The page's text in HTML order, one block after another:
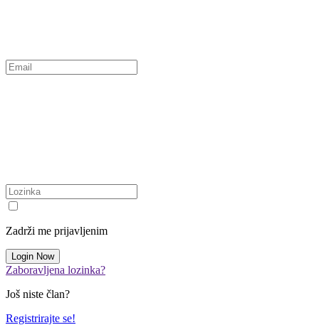
Zadrži me prijavljenim
Zaboravljena lozinka?
Još niste član?
Registrirajte se!